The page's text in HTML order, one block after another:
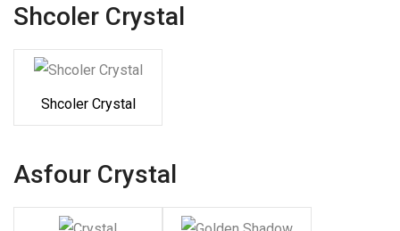
Shcoler Crystal
Shcoler Crystal
Asfour Crystal